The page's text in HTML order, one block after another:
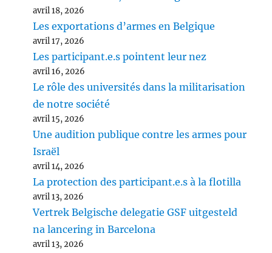
avril 18, 2026
Les exportations d’armes en Belgique
avril 17, 2026
Les participant.e.s pointent leur nez
avril 16, 2026
Le rôle des universités dans la militarisation
de notre société
avril 15, 2026
Une audition publique contre les armes pour
Israël
avril 14, 2026
La protection des participant.e.s à la flotilla
avril 13, 2026
Vertrek Belgische delegatie GSF uitgesteld
na lancering in Barcelona
avril 13, 2026